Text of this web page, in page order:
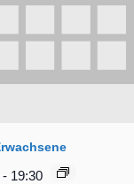
- 19:30